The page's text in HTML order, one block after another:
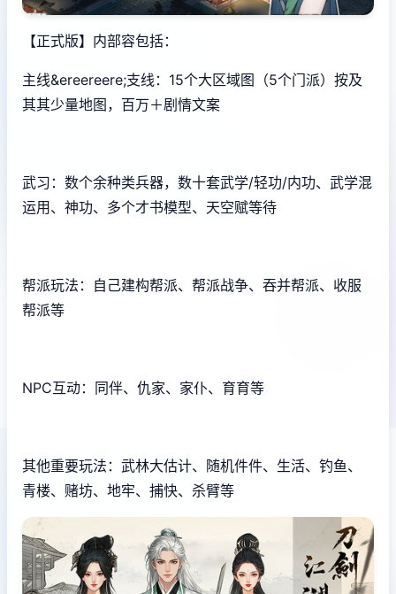
【正式版】内部容包括：
主线&ereereere;支线：15个大区域图（5个门派）按及
其其少量地图，百万＋剧情文案
武习：数个余种类兵器，数十套武学/轻功/内功、武学混
运用、神功、多个才书模型、天空赋等待
帮派玩法：自己建构帮派、帮派战争、吞并帮派、收服
帮派等
NPC互动：同伴、仇家、家仆、育育等
其他重要玩法：武林大估计、随机件件、生活、钓鱼、
青楼、赌坊、地牢、捕快、杀臂等